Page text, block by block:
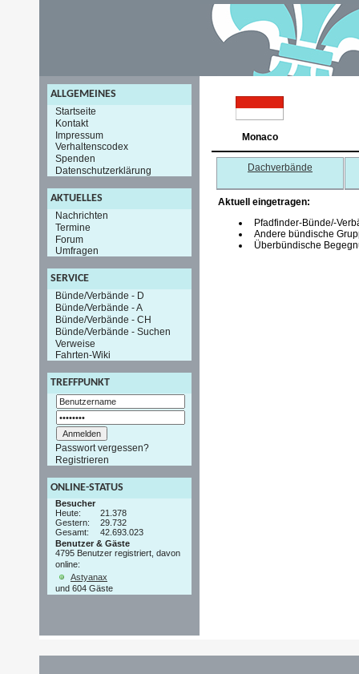
ALLGEMEINES
Startseite
Kontakt
Impressum
Verhaltenscodex
Spenden
Datenschutzerklärung
AKTUELLES
Nachrichten
Termine
Forum
Umfragen
SERVICE
Bünde/Verbände - D
Bünde/Verbände - A
Bünde/Verbände - CH
Bünde/Verbände - Suchen
Verweise
Fahrten-Wiki
TREFFPUNKT
Passwort vergessen?
Registrieren
ONLINE-STATUS
Besucher
Heute:
21.378
Gestern:
29.732
Gesamt:
42.693.023
Benutzer & Gäste
4795 Benutzer registriert, davon
online:
Astyanax
und 604 Gäste
Monaco
Dachverbände
Aktuell eingetragen:
Pfadfinder-Bünde/-
Andere bündische
Überbündische